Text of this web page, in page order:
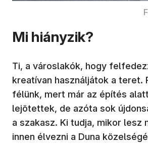
Mi hiányzik?
Ti, a városlakók, hogy
kreatívan használjátok a teret.
félünk, mert már az építés
lejötettek, de azóta sok
a szakasz. Ki tudja, mikor lesz
innen élvezni a Duna